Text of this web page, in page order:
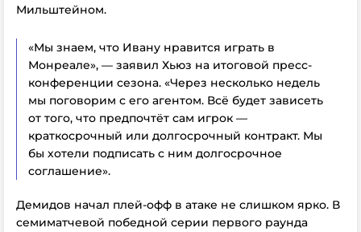
Мильштейном.
«Мы знаем, что Ивану нравится играть в
Монреале», — заявил Хьюз на итоговой пресс-
конференции сезона. «Через несколько недель
мы поговорим с его агентом. Всё будет зависеть
от того, что предпочтёт сам игрок —
краткосрочный или долгосрочный контракт. Мы
бы хотели подписать с ним долгосрочное
соглашение».
Демидов начал плей-офф в атаке не слишком ярко. В
семиматчевой победной серии первого раунда